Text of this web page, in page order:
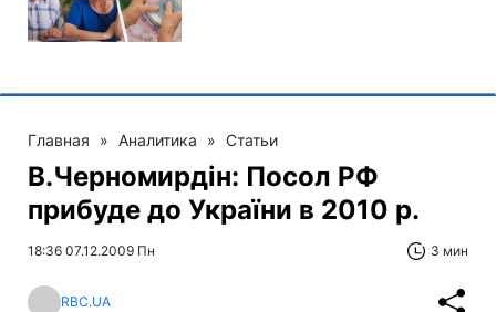
Главная » Аналитика » Статьи
В.Черномирдін: Посол РФ
прибуде до України в 2010 р.
18:36 07.12.2009 Пн 3 мин
RBC.UA